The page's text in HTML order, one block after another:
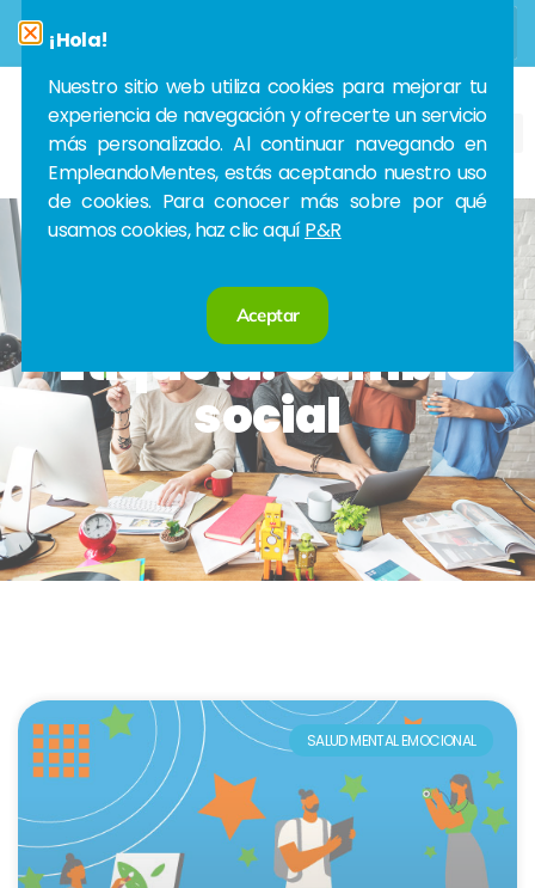
Etiqueta: Cambio
social
SALUD MENTAL EMOCIONAL
¡Hola!
Nuestro sitio web utiliza cookies para mejorar tu
experiencia de navegación y ofrecerte un servicio
más personalizado. Al continuar navegando en
EmpleandoMentes, estás aceptando nuestro uso
de cookies. Para conocer más sobre por qué
usamos cookies, haz clic aquíP&R
Aceptar